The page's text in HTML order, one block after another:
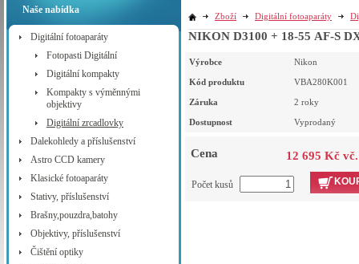
Naše nabídka
Digitální fotoaparáty
Fotopasti Digitální
Digitální kompakty
Kompakty s výměnnými
objektivy
Digitální zrcadlovky
Dalekohledy a příslušenství
Astro CCD kamery
Klasické fotoaparáty
Stativy, příslušenství
Brašny,pouzdra,batohy
Objektivy, příslušenství
Čištění optiky
Zboží Digitální fotoaparáty
NIKON D3100 + 18-55 AF-S
Výrobce Nikon
Kód produktu VBA280K001
Záruka 2 roky
Dostupnost Vyprodaný
Cena 12 695 Kč
Počet kusů